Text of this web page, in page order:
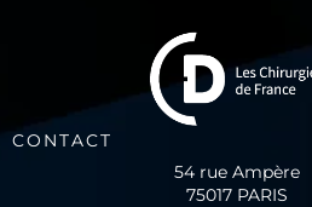
CONTACT
54 rue Ampère
75017 PARIS